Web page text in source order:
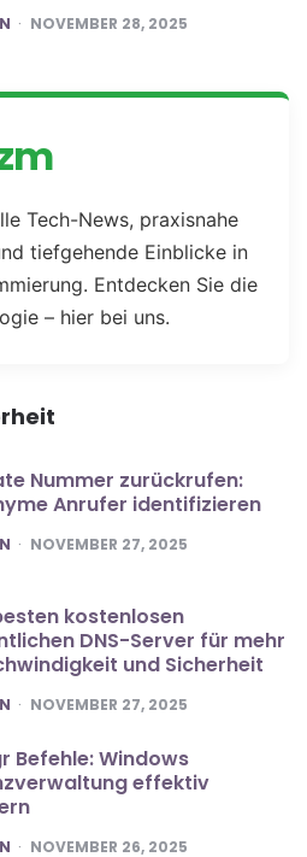
NOVEMBER 28, 2025
Tech-News, praxisnahe
tiefgehende Einblicke in
Entdecken Sie die
– hier bei uns.
Nummer zurückrufen:
Anrufer identifizieren
NOVEMBER 27, 2025
kostenlosen
DNS-Server für mehr
und Sicherheit
NOVEMBER 27, 2025
Befehle: Windows
effektiv
NOVEMBER 26, 2025